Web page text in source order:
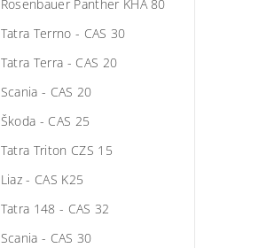
Rosenbauer Panther KHA 80
Tatra Terrno - CAS 30
Tatra Terra - CAS 20
Scania - CAS 20
Škoda - CAS 25
Tatra Triton CZS 15
Liaz - CAS K25
Tatra 148 - CAS 32
Scania - CAS 30